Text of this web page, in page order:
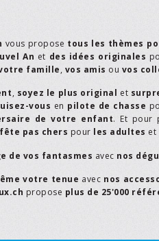
vous propose tous les thèmes
An et des idées originales
famille, vos amis ou vos
, soyez le plus original et
vous en pilote de chasse
de votre enfant. Et pour
pas chers pour les adultes et
de vos fantasmes avec nos
votre tenue avec nos
propose plus de 25'000